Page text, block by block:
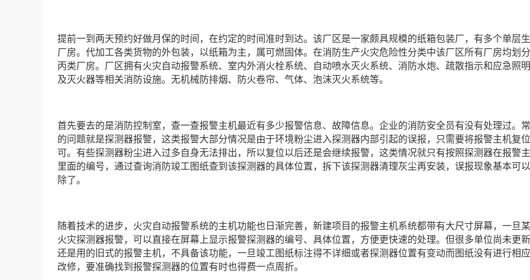
提前一到两天预约好做月保的时间，在约定的时间准时到达。该厂区是一家颇具规模的纸箱包装厂，有多个单层
厂房。代加工各类货物的外包装，以纸箱为主，属可燃固体。在消防生产火灾危险性分类中该厂区所有厂房均划
丙类厂房。厂区拥有火灾自动报警系统、室内外消火栓系统、自动喷水灭火系统、消防水炮、疏散指示和应急照
及灭火器等相关消防设施。无机械防排烟、防火卷帘、气体、泡沫灭火系统等。
首先要去的是消防控制室，查一查报警主机最近有多少报警信息、故障信息。企业的消防安全员有没有处理过。
的问题就是探测器报警，这类报警大部分情况是由于环境粉尘进入探测器内部引起的误报，只需要将报警主机复
可。有些探测器粉尘进入过多自身无法排出，所以复位以后还是会继续报警，这类情况就只有按照探测器在报警
里面的编号，通过查询消防竣工图纸查到该探测器的具体位置，拆下该探测器清理灰尘再安装，误报现象基本可
除了。
随着技术的进步，火灾自动报警系统的主机功能也日渐完善，新建项目的报警主机系统都带有大尺寸屏幕，一旦
火灾探测器报警，可以直接在屏幕上显示报警探测器的编号、具体位置，方便更快速的处理。但很多单位尚未更新
还是用的旧式的报警主机，不具备该功能，一旦竣工图纸标注得不详细或者探测器位置有变动而图纸没有进行相
改修，要准确找到报警探测器的位置有时也得费一点周折。